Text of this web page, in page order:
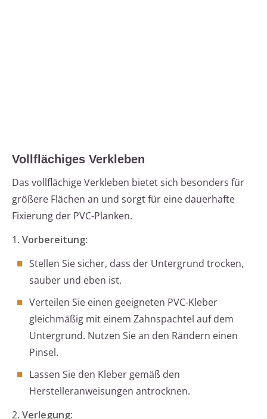
Vollflächiges Verkleben
Das vollflächige Verkleben bietet sich besonders für
größere Flächen an und sorgt für eine dauerhafte
Fixierung der PVC-Planken.
1. Vorbereitung:
Stellen Sie sicher, dass der Untergrund trocken,
sauber und eben ist.
Verteilen Sie einen geeigneten PVC-Kleber
gleichmäßig mit einem Zahnspachtel auf dem
Untergrund. Nutzen Sie an den Rändern einen
Pinsel.
Lassen Sie den Kleber gemäß den
Herstelleranweisungen antrocknen.
2. Verlegung: